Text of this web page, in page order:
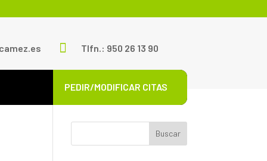
 Tlfn.: 950 26 13 90
PEDIR/MODIFICAR CITAS